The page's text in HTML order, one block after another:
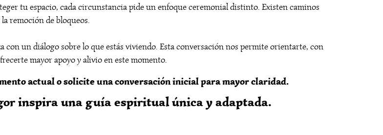
tu espacio, cada circunstancia pide un enfoque ceremonial distinto. Existen caminos
remoción de bloqueos.
un diálogo sobre lo que estás viviendo. Esta conversación nos permite orientarte, con
mayor apoyo y alivio en este momento.
actual o solicite una conversación inicial para mayor claridad.
inspira una guía espiritual única y adaptada.